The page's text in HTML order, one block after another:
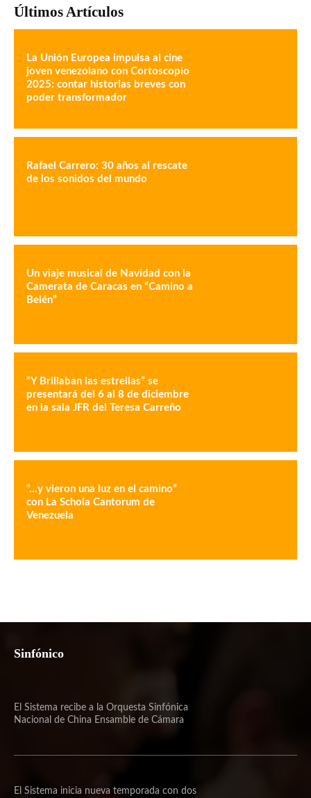
Últimos Artículos
La Unión Europea impulsa al cine
joven venezolano con Cortoscopio
2025: contar historias breves con
poder transformador
Rafael Carrero: 30 años al rescate
de los sonidos del mundo
Un viaje musical de Navidad con la
Camerata de Caracas en “Camino a
Belén”
“Y Brillaban las estrellas” se
presentará del 6 al 8 de diciembre
en la sala JFR del Teresa Carreño
“…y vieron una luz en el camino”
con La Schola Cantorum de
Venezuela
Sinfónico
El Sistema recibe a la Orquesta Sinfónica
Nacional de China Ensamble de Cámara
El Sistema inicia nueva temporada con dos